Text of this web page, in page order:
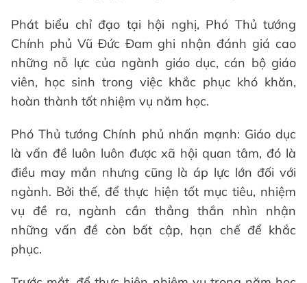
Phát biểu chỉ đạo tại hội nghị, Phó Thủ tướng
Chính phủ Vũ Đức Đam ghi nhận đánh giá cao
những nỗ lực của ngành giáo dục, cán bộ giáo
viên, học sinh trong việc khắc phục khó khăn,
hoàn thành tốt nhiệm vụ năm học.
Phó Thủ tướng Chính phủ nhấn mạnh: Giáo dục
là vấn đề luôn luôn được xã hội quan tâm, đó là
điều may mắn nhưng cũng là áp lực lớn đối với
ngành. Bởi thế, để thực hiện tốt mục tiêu, nhiệm
vụ đề ra, ngành cần thẳng thắn nhìn nhận
những vấn đề còn bất cập, hạn chế để khắc
phục.